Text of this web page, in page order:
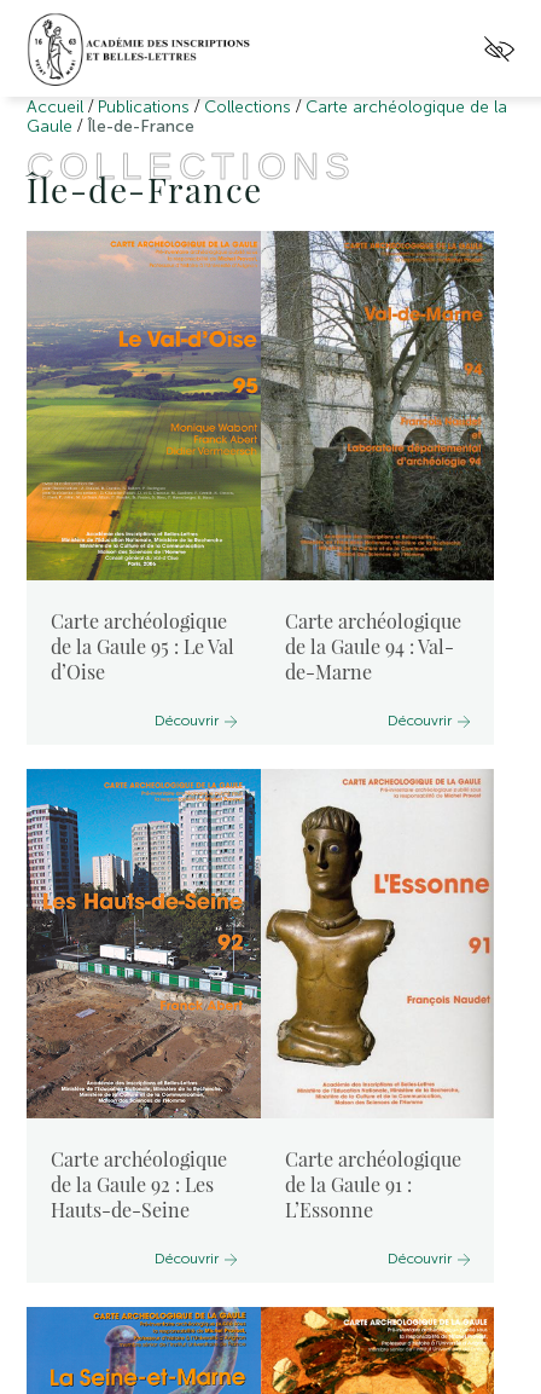
Accueil / Publications / Collections / Carte archéologique de la
Gaule /Île-de-France
COLLECTIONS
Île-de-France
Carte archéologique
de la Gaule 95 : Le Val
d’Oise
Découvrir
Carte archéologique
de la Gaule 94 : Val-
de-Marne
Découvrir
Carte archéologique
de la Gaule 92 : Les
Hauts-de-Seine
Découvrir
Carte archéologique
de la Gaule 91 :
L’Essonne
Découvrir